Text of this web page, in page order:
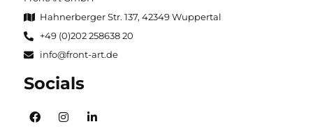
Hahnerberger Str. 137, 42349 Wuppertal
+49 (0)202 258638 20
info@front-art.de
Socials